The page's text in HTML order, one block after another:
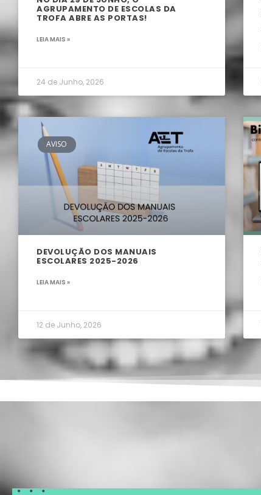
AGRUPAMENTO DE ESCOLAS DA
TROFA ABRE AS PORTAS!
LEIA MAIS »
24 de Junho, 2026
AVISO
DEVOLUÇÃO DOS MANUAIS
ESCOLARES 2025-2026
LEIA MAIS »
12 de Junho, 2026